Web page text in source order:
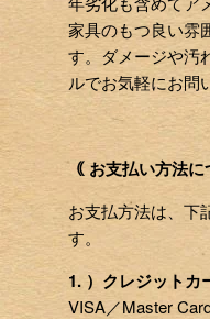
家具のもつ良い雰
す。ダメージや汚
ルでお気軽にお問
｟ お支払い方法
お支払方法は、下
す。
1. ）クレジットカ
VISA／Master